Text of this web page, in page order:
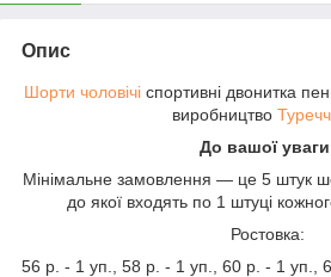
Опис
Шорти чоловічі спортивні двонитка
виробництво
До вашої
Мінімальне замовлення — це 5 штук
до якої входять по 1 штуці
Ростовка:
56 р. - 1 уп., 58 р. - 1 уп., 60 р. - 1 уп.,